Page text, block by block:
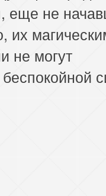
еще не
их
не могут
беспокойной